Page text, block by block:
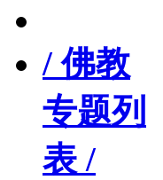
/ 佛教
专题列
表 /